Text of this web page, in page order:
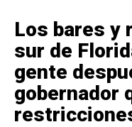
Los bares y
sur de
gente
gobernador